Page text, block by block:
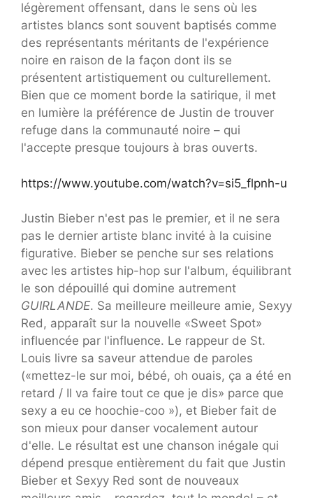
légèrement offensant, dans le sens où les
artistes blancs sont souvent baptisés comme
des représentants méritants de l'expérience
noire en raison de la façon dont ils se
présentent artistiquement ou culturellement.
Bien que ce moment borde la satirique, il met
en lumière la préférence de Justin de trouver
refuge dans la communauté noire – qui
l'accepte presque toujours à bras ouverts.
https://www.youtube.com/watch?v=si5_flpnh-u
Justin Bieber n'est pas le premier, et il ne sera
pas le dernier artiste blanc invité à la cuisine
figurative. Bieber se penche sur ses relations
avec les artistes hip-hop sur l'album, équilibrant
le son dépouillé qui domine autrement
GUIRLANDE. Sa meilleure meilleure amie, Sexyy
Red, apparaît sur la nouvelle «Sweet Spot»
influencée par l'influence. Le rappeur de St.
Louis livre sa saveur attendue de paroles
(«mettez-le sur moi, bébé, oh ouais, ça a été en
retard / Il va faire tout ce que je dis» parce que
sexy a eu ce hoochie-coo »), et Bieber fait de
son mieux pour danser vocalement autour
d'elle. Le résultat est une chanson inégale qui
dépend presque entièrement du fait que Justin
Bieber et Sexyy Red sont de nouveaux